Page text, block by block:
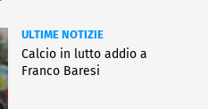
ULTIME NOTIZIE
Calcio in lutto addio a
Franco Baresi